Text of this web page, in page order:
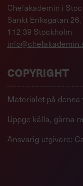
Chefakademin i
Sankt Eriksgatan
112 39 Stockholm
COPYRIGHT
Materialet på
Uppge källa, gärna
Ansvarig utgivare: